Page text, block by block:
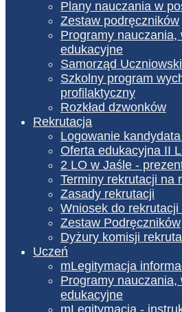
Plany nauczania w
Zestaw podręczników
Programy nauczania,
edukacyjne
Samorząd Uczniowski
Szkolny program
profilaktyczny
Rozkład dzwonków
Rekrutacja
Logowanie
Oferta edukacyjna II
2 LO w Jaśle -
Terminy rekrutacji na
Zasady rekrutacji
Wniosek do rekrutacji
Zestaw Podręczników
Dyżury komisji
Uczeń
mLegitymacja
Programy nauczania,
edukacyjne
mLegitymacja -